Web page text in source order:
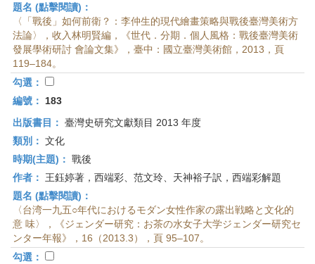
題名 (點擊閱讀)：
〈「戰後」如何前衛？：李仲生的現代繪畫策略與戰後臺灣美術方
法論〉，收入林明賢編，《世代．分期．個人風格：戰後臺灣美術
發展學術研討 會論文集》，臺中：國立臺灣美術館，2013，頁
119–184。
勾選：
編號：
183
出版書目： 臺灣史研究文獻類目 2013 年度
類別： 文化
時期(主題)： 戰後
作者：
王鈺婷著，西端彩、范文玲、天神裕子訳，西端彩解題
題名 (點擊閱讀)：
〈台湾一九五○年代におけるモダン女性作家の露出戦略と文化的
意 味〉，《ジェンダー研究：お茶の水女子大学ジェンダー研究セ
ンター年報》，16（2013.3），頁 95–107。
勾選：